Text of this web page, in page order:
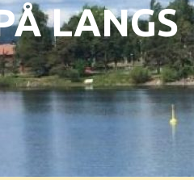
LANGS